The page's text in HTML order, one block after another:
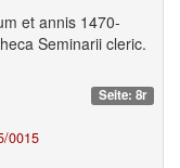
et annis 1470-
Seminarii cleric.
Seite: 8r
0015